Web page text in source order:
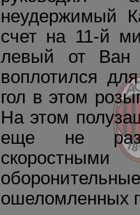
неудержимый
счет на 11-й
левый от Ван
воплотился
гол в этом
На этом
еще не раз
ошеломленных